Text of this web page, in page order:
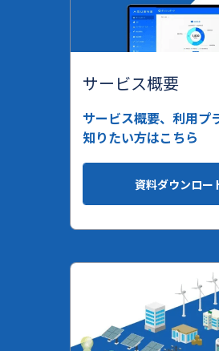
サービス概要
サービス概要、利用プ
知りたい方はこちら
資料ダウンロー